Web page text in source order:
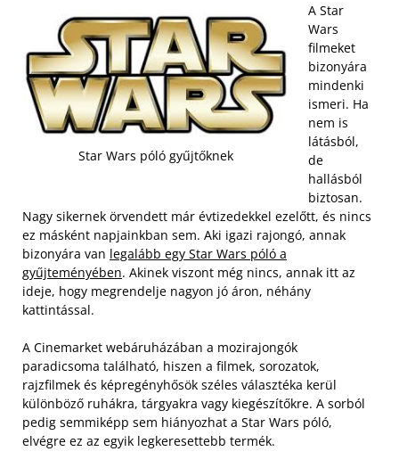
Star Wars póló gyűjtőknek
A Star
Wars
filmeket
bizonyára
mindenki
ismeri. Ha
nem is
látásból,
de
hallásból
biztosan.
Nagy sikernek örvendett már évtizedekkel ezelőtt, és nincs
ez másként napjainkban sem. Aki igazi rajongó, annak
bizonyára van legalább egy Star Wars póló a
gyűjteményében. Akinek viszont még nincs, annak itt az
ideje, hogy megrendelje nagyon jó áron, néhány
kattintással.
A Cinemarket webáruházában a mozirajongók
paradicsoma található, hiszen a filmek, sorozatok,
rajzfilmek és képregényhősök széles választéka kerül
különböző ruhákra, tárgyakra vagy kiegészítőkre. A sorból
pedig semmiképp sem hiányozhat a Star Wars póló,
elvégre ez az egyik legkeresettebb termék.